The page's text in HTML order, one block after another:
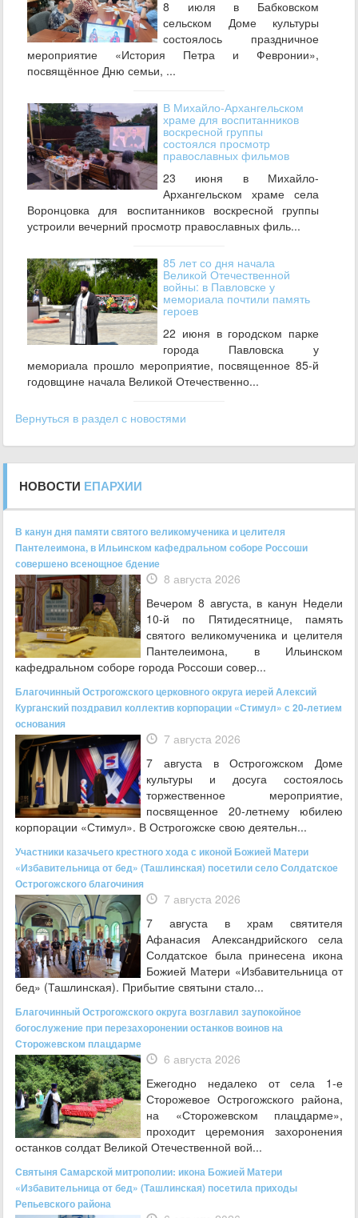
8 июля в Бабковском
сельском Доме культуры
состоялось праздничное
мероприятие «История Петра и Февронии»,
посвящённое Дню семьи, ...
В Михайло‑Архангельском
храме для воспитанников
воскресной группы
состоялся просмотр
православных фильмов
23 июня в Михайло-
Архангельском храме села
Воронцовка для воспитанников воскресной группы
устроили вечерний просмотр православных филь...
85 лет со дня начала
Великой Отечественной
войны: в Павловске у
мемориала почтили память
героев
22 июня в городском парке
города Павловска у
мемориала прошло мероприятие, посвященное 85‑й
годовщине начала Великой Отечественно...
Вернуться в раздел с новостями
НОВОСТИ ЕПАРХИИ
В канун дня памяти святого великомученика и целителя
Пантелеимона, в Ильинском кафедральном соборе Россоши
совершено всенощное бдение
8 августа 2026
Вечером 8 августа, в канун Недели
10-й по Пятидесятнице, память
святого великомученика и целителя
Пантелеимона, в Ильинском
кафедральном соборе города Россоши совер...
Благочинный Острогожского церковного округа иерей Алексий
Курганский поздравил коллектив корпорации «Стимул» с 20-летием
основания
7 августа 2026
7 августа в Острогожском Доме
культуры и досуга состоялось
торжественное мероприятие,
посвященное 20‑летнему юбилею
корпорации «Стимул». В Острогожске свою деятельн...
Участники казачьего крестного хода с иконой Божией Матери
«Избавительница от бед» (Ташлинская) посетили село Солдатское
Острогожского благочиния
7 августа 2026
7 августа в храм святителя
Афанасия Александрийского села
Солдатское была принесена икона
Божией Матери «Избавительница от
бед» (Ташлинская). Прибытие святыни стало...
Благочинный Острогожского округа возглавил заупокойное
богослужение при перезахоронении останков воинов на
Сторожевском плацдарме
6 августа 2026
Ежегодно недалеко от села 1-е
Сторожевое Острогожского района,
на «Сторожевском плацдарме»,
проходит церемония захоронения
останков солдат Великой Отечественной вой...
Святыня Самарской митрополии: икона Божией Матери
«Избавительница от бед» (Ташлинская) посетила приходы
Репьевского района